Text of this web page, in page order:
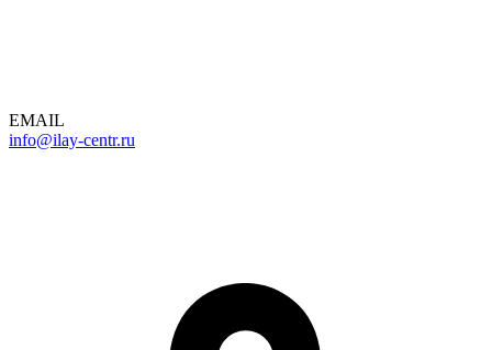
EMAIL
info@ilay-centr.ru